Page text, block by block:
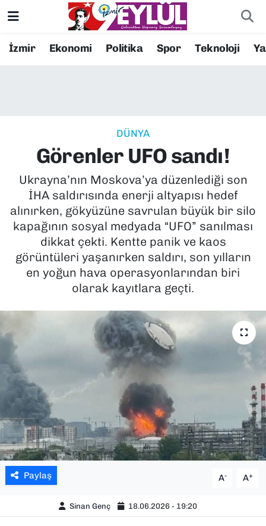
İzmir Ekonomi Politika Spor Teknoloji
DÜNYA
Görenler UFO sandı!
Ukrayna’nın Moskova’ya düzenlediği son
İHA saldırısında enerji altyapısı hedef
alınırken, gökyüzüne savrulan büyük bir silo
kapağının sosyal medyada “UFO” sanılması
dikkat çekti. Kentte panik ve kaos
görüntüleri yaşanırken saldırı, son yılların
en yoğun hava operasyonlarından biri
olarak kayıtlara geçti.
Paylaş A- A+
Sinan Genç 18.06.2026 - 19:20
Resmi İlanlar
EKONOMİ
KÜLTÜR SANAT
MAGAZİN
POLİTİKA
YAŞAM
YEREL YÖNETİMLER
Konak Nöbetçi Eczaneler
Süper Lig Puan Durumu ve Fikstür
Tüm Manşetler
Son Dakika Haberleri
Haber Arşivi